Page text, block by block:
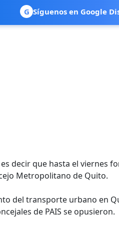
G Síguenos en Google
decir que hasta el viernes
Metropolitano de Quito.
del transporte urbano en
de PAIS se opusieron.